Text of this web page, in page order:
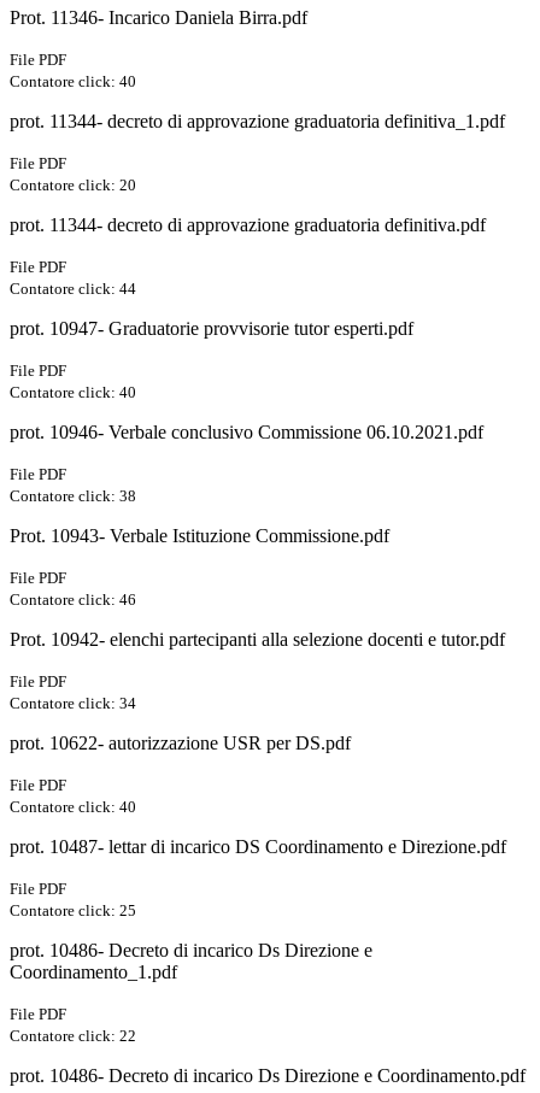
Prot. 11346- Incarico Daniela Birra.pdf
File PDF
Contatore click: 40
prot. 11344- decreto di approvazione graduatoria definitiva_1.pdf
File PDF
Contatore click: 20
prot. 11344- decreto di approvazione graduatoria definitiva.pdf
File PDF
Contatore click: 44
prot. 10947- Graduatorie provvisorie tutor esperti.pdf
File PDF
Contatore click: 40
prot. 10946- Verbale conclusivo Commissione 06.10.2021.pdf
File PDF
Contatore click: 38
Prot. 10943- Verbale Istituzione Commissione.pdf
File PDF
Contatore click: 46
Prot. 10942- elenchi partecipanti alla selezione docenti e tutor.pdf
File PDF
Contatore click: 34
prot. 10622- autorizzazione USR per DS.pdf
File PDF
Contatore click: 40
prot. 10487- lettar di incarico DS Coordinamento e Direzione.pdf
File PDF
Contatore click: 25
prot. 10486- Decreto di incarico Ds Direzione e
Coordinamento_1.pdf
File PDF
Contatore click: 22
prot. 10486- Decreto di incarico Ds Direzione e Coordinamento.pdf